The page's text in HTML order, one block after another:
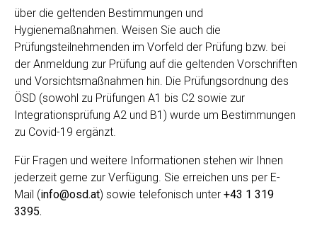
über die geltenden Bestimmungen und
Hygienemaßnahmen. Weisen Sie auch die
Prüfungsteilnehmenden im Vorfeld der Prüfung bzw. bei
der Anmeldung zur Prüfung auf die geltenden Vorschriften
und Vorsichtsmaßnahmen hin. Die Prüfungsordnung des
ÖSD (sowohl zu Prüfungen A1 bis C2 sowie zur
Integrationsprüfung A2 und B1) wurde um Bestimmungen
zu Covid-19 ergänzt.
Für Fragen und weitere Informationen stehen wir Ihnen
jederzeit gerne zur Verfügung. Sie erreichen uns per E-
Mail (info@osd.at) sowie telefonisch unter +43 1 319
3395.